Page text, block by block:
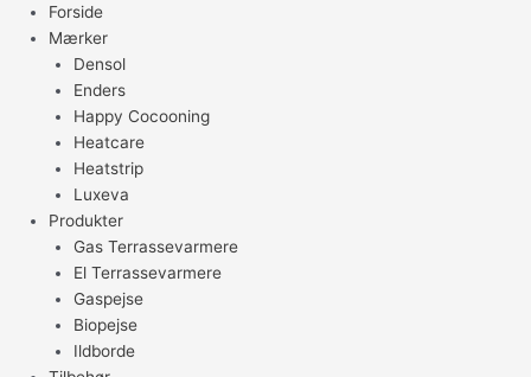
Forside
Mærker
Densol
Enders
Happy Cocooning
Heatcare
Heatstrip
Luxeva
Produkter
Gas Terrassevarmere
El Terrassevarmere
Gaspejse
Biopejse
Ildborde